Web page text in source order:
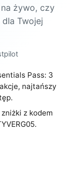
żywo, czy
Twojej
Pass: 3
najtańszy
zniżki z kodem